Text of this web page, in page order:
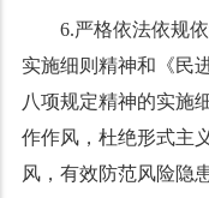
6.严格依法依规
实施细则精神和《民
八项规定精神的实施
作作风，杜绝形式主
风，有效防范风险隐